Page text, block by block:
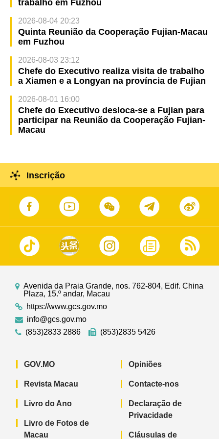
trabalho em Fuzhou
2026-08-04 20:23
Quinta Reunião da Cooperação Fujian-Macau
em Fuzhou
2026-08-03 23:12
Chefe do Executivo realiza visita de trabalho
a Xiamen e a Longyan na província de Fujian
2026-08-01 16:00
Chefe do Executivo desloca-se a Fujian para
participar na Reunião da Cooperação Fujian-
Macau
Inscrição
Avenida da Praia Grande, nos. 762-804, Edif. China
Plaza, 15.º andar, Macau
https://www.gcs.gov.mo
info@gcs.gov.mo
(853)2833 2886
(853)2835 5426
GOV.MO
Revista Macau
Livro do Ano
Livro de Fotos de
Macau
Opiniões
Contacte-nos
Declaração de
Privacidade
Cláusulas de